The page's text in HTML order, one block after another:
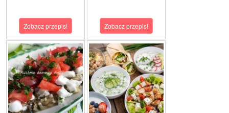
Zobacz przepis! Zobacz przepis!